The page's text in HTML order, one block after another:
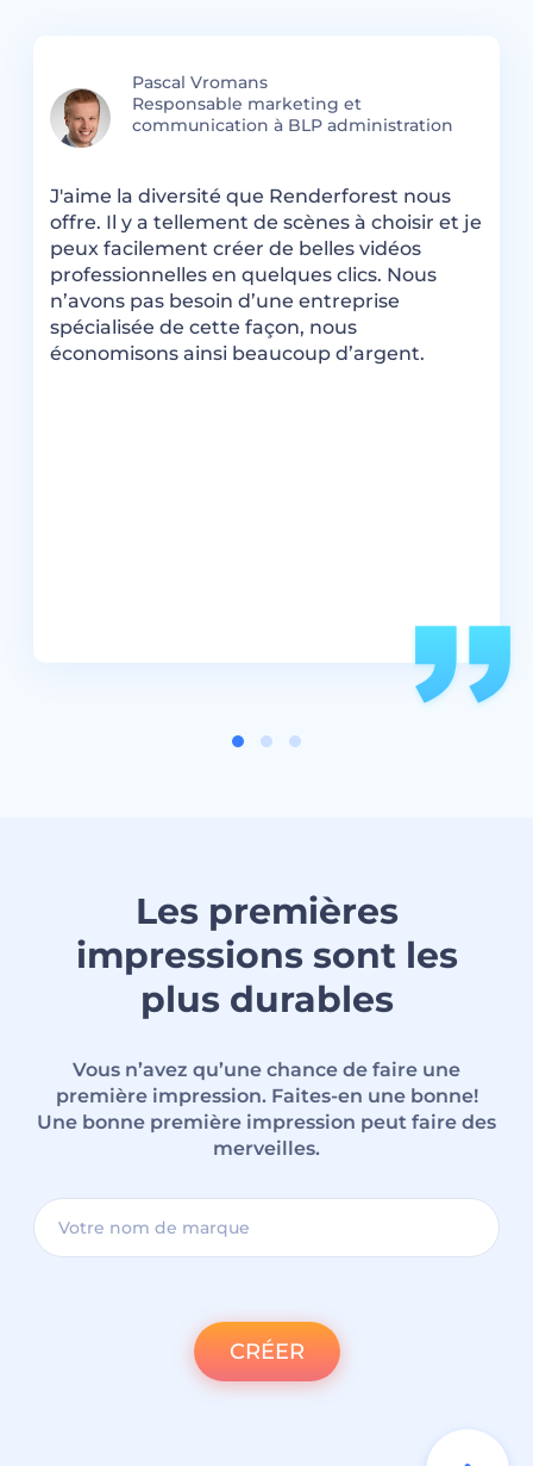
Pascal Vromans
Responsable marketing et
communication à BLP administration
J'aime la diversité que Renderforest nous
offre. Il y a tellement de scènes à choisir et je
peux facilement créer de belles vidéos
professionnelles en quelques clics. Nous
n’avons pas besoin d’une entreprise
spécialisée de cette façon, nous
économisons ainsi beaucoup d’argent.
Les premières
impressions sont les
plus durables
Vous n’avez qu’une chance de faire une
première impression. Faites-en une bonne!
Une bonne première impression peut faire des
merveilles.
CRÉER